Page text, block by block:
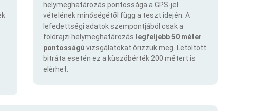
helymeghatározás pontossága a GPS-jel
vételének minőségétől függ a teszt idején. A
lefedettségi adatok szempontjából csak a
földrajzi helymeghatározás legfeljebb 50 méter
pontosságú vizsgálatokat őrizzük meg. Letöltött
bitráta esetén ez a küszöbérték 200 métert is
elérhet.